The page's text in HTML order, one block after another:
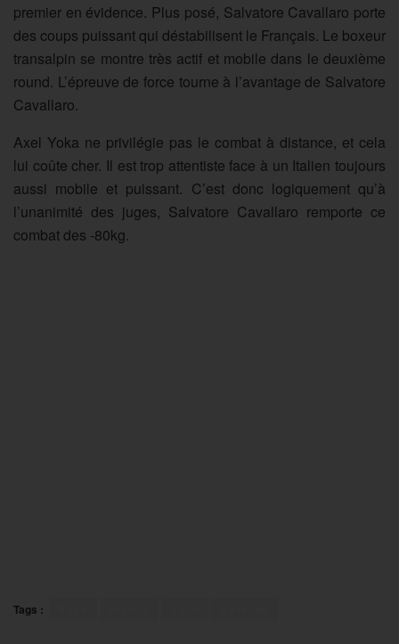
premier en évidence. Plus posé, Salvatore Cavallaro porte
des coups puissant qui déstabilisent le Français. Le boxeur
transalpin se montre très actif et mobile dans le deuxième
round. L’épreuve de force tourne à l’avantage de Salvatore
Cavallaro.
Axel Yoka ne privilégie pas le combat à distance, et cela
lui coûte cher. Il est trop attentiste face à un Italien toujours
aussi mobile et puissant. C’est donc logiquement qu’à
l’unanimité des juges, Salvatore Cavallaro remporte ce
combat des -80kg.
Tags :